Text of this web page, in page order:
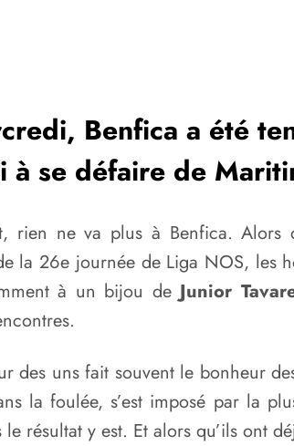
Benfica a été
à se défaire de
rien ne va plus à Benfica. Alors
la 26e journée de Liga NOS, les
à un bijou de Junior
des uns fait souvent le bonheur
la foulée, s’est imposé par la
le résultat y est. Et alors qu’ils ont